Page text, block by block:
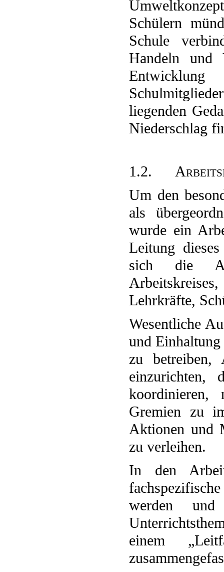
Schülern
Schule
Handeln und
liegenden
Niederschlag
1.2.
Um den
als
wurde ein
Leitung
sich die
Lehrkräfte,
Wesentliche
und
zu betreiben,
einzurichten,
koordinieren,
Gremien zu
Aktionen und
zu verleihen.
In den
werden und
einem